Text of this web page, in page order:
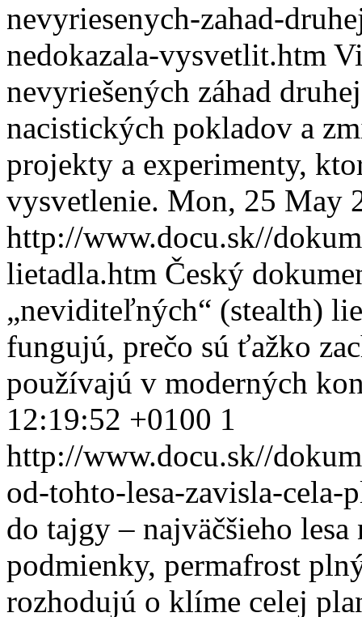
nevyriesenych-zahad-
nedokazala-vysvetlit.htm
nevyriešených záhad
nacistických pokladov a
projekty a experimenty,
vysvetlenie. Mon, 25 May
http://www.docu.sk//
lietadla.htm Český
„neviditeľných“ (stealth)
fungujú, prečo sú ťažko
používajú v moderných
12:19:52 +0100 1
http://www.docu.sk//
od-tohto-lesa-zavisla-cela-
do tajgy – najväčšieho
podmienky, permafrost
rozhodujú o klíme celej